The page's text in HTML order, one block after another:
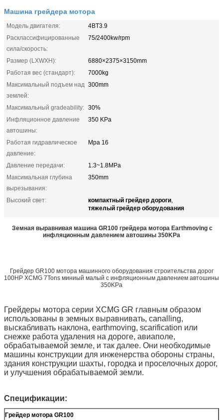
Машина грейдера мотора
Модель двигателя:
4BT3.9
Расклассифицированные
сила/скорость:
75/2400kw/rpm
Размер (LXWXH):
6880×2375×3150mm
Работая вес (стандарт):
7000kg
Максимальный подъем над
землей:
300mm
Максимальный gradeability: 30%
Инфляционное давление
автошины:
350 KPa
Работая гидравлическое
давление:
Mpa 16
Давление передачи:
1.3~1.8MPa
Максимальная глубина
вырезывания:
350mm
Высокий свет: компактный грейдер дороги,
тяжелый грейдер оборудования
Земная выравнивая машина GR100 грейдера мотора Earthmoving с
инфляционным давлением автошины 350KPa
Грейдер GR100 мотора машинного оборудования строительства дорог
100HP XCMG 7Tons миниый малый с инфляционным давлением автошины
350KPa
Грейдеры мотора серии XCMG GR главным образом
использованы в земных выравнивать, canalling,
выскабливать наклона, earthmoving, scarification или
снежке работа удаления на дороге, авиаполе,
обрабатываемой земле, и так далее. Они необходимые
машины конструкции для инженерства обороны страны,
здания конструкции шахты, городка и проселочных дорог,
и улучшения обрабатываемой земли.
Спецификации:
Грейдер мотора GR100